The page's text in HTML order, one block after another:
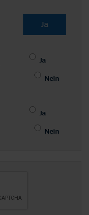
Ja
Ja
Nein
Ja
Nein